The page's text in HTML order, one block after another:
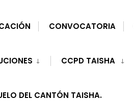
CONVOCATORIA
CCPD TAISHA
DEL CANTÓN TAISHA.